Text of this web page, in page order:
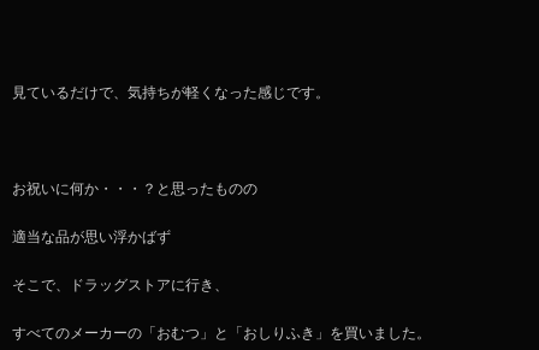
見ているだけで、気持ちが軽くなった感じです。
お祝いに何か・・・？と思ったものの
適当な品が思い浮かばず
そこで、ドラッグストアに行き、
すべてのメーカーの「おむつ」と「おしりふき」を買いました。